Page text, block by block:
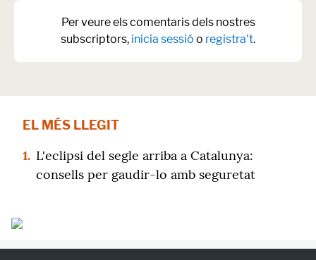
Per veure els comentaris dels nostres
subscriptors, inicia sessió o registra't.
EL MÉS LLEGIT
1. L'eclipsi del segle arriba a Catalunya:
consells per gaudir-lo amb seguretat